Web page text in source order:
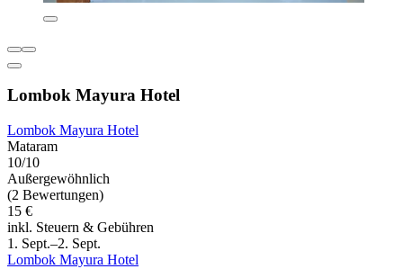
Lombok Mayura Hotel
Lombok Mayura Hotel
Mataram
10/10
Außergewöhnlich
(2 Bewertungen)
15 €
inkl. Steuern & Gebühren
1. Sept.–2. Sept.
Lombok Mayura Hotel